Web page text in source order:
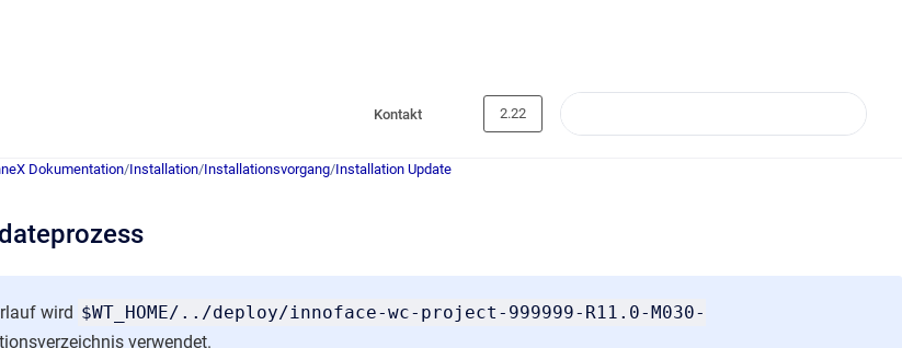
Kontakt 2.22
Dokumentation/Installation/Installationsvorgang/Installation Update
wird $WT_HOME/../deploy/innoface-wc-project-999999-R11.0-M030-
verwendet.